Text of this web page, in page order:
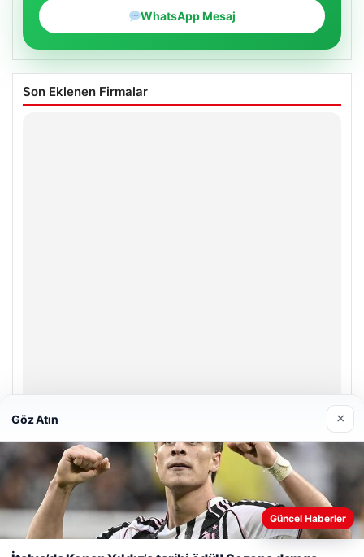
WhatsApp Mesaj
Son Eklenen Firmalar
Enes Kaplan Avukatlık Bürosu
28/04/2026
Web sitemizi nasıl kullandığınızı daha iyi anlayabilmek,
deneyiminizi kişiselleştirmek ve geliştirmek amacıyla çerezler
kullanıyoruz.
Çerez Politikamız
Göz Atın ×
Güncel Haberler